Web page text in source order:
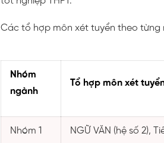
Các tổ hợp môn xét tuyển theo từng
Nhóm
ngành
Tổ hợp môn xét
Nhóm 1 NGỮ VĂN (hệ số 2),